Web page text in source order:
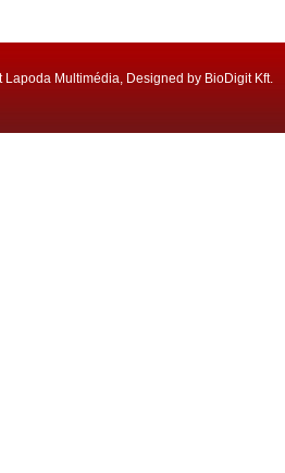
Multimédia, Designed by BioDigit Kft.